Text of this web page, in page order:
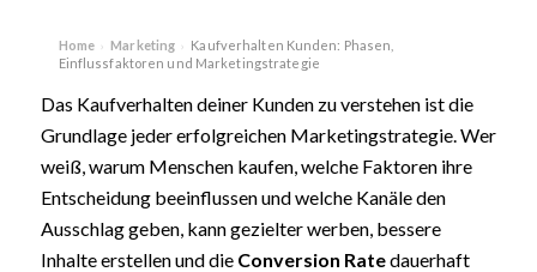
Home › Marketing › Kaufverhalten Kunden: Phasen,
Einflussfaktoren und Marketingstrategie
Das Kaufverhalten deiner Kunden zu verstehen ist die
Grundlage jeder erfolgreichen Marketingstrategie. Wer
weiß, warum Menschen kaufen, welche Faktoren ihre
Entscheidung beeinflussen und welche Kanäle den
Ausschlag geben, kann gezielter werben, bessere
Inhalte erstellen und die Conversion Ratedauerhaft